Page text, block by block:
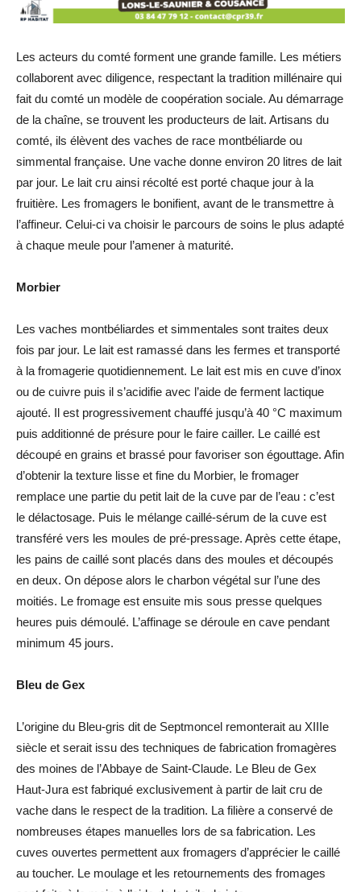
Les acteurs du comté forment une grande famille. Les métiers
collaborent avec diligence, respectant la tradition millénaire qui
fait du comté un modèle de coopération sociale. Au démarrage
de la chaîne, se trouvent les producteurs de lait. Artisans du
comté, ils élèvent des vaches de race montbéliarde ou
simmental française. Une vache donne environ 20 litres de lait
par jour. Le lait cru ainsi récolté est porté chaque jour à la
fruitière. Les fromagers le bonifient, avant de le transmettre à
l’affineur. Celui-ci va choisir le parcours de soins le plus adapté
à chaque meule pour l’amener à maturité.
Morbier
Les vaches montbéliardes et simmentales sont traites deux
fois par jour. Le lait est ramassé dans les fermes et transporté
à la fromagerie quotidiennement. Le lait est mis en cuve d’inox
ou de cuivre puis il s’acidifie avec l’aide de ferment lactique
ajouté. Il est progressivement chauffé jusqu’à 40 °C maximum
puis additionné de présure pour le faire cailler. Le caillé est
découpé en grains et brassé pour favoriser son égouttage. Afin
d’obtenir la texture lisse et fine du Morbier, le fromager
remplace une partie du petit lait de la cuve par de l’eau : c’est
le délactosage. Puis le mélange caillé-sérum de la cuve est
transféré vers les moules de pré-pressage. Après cette étape,
les pains de caillé sont placés dans des moules et découpés
en deux. On dépose alors le charbon végétal sur l’une des
moitiés. Le fromage est ensuite mis sous presse quelques
heures puis démoulé. L’affinage se déroule en cave pendant
minimum 45 jours.
Bleu de Gex
L’origine du Bleu-gris dit de Septmoncel remonterait au XIIIe
siècle et serait issu des techniques de fabrication fromagères
des moines de l’Abbaye de Saint-Claude. Le Bleu de Gex
Haut-Jura est fabriqué exclusivement à partir de lait cru de
vache dans le respect de la tradition. La filière a conservé de
nombreuses étapes manuelles lors de sa fabrication. Les
cuves ouvertes permettent aux fromagers d’apprécier le caillé
au toucher. Le moulage et les retournements des fromages